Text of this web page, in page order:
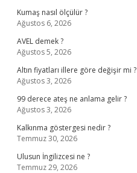
Kumaş nasıl ölçülür ?
Ağustos 6, 2026
AVEL demek ?
Ağustos 5, 2026
Altın fiyatları illere göre değişir mi ?
Ağustos 3, 2026
99 derece ateş ne anlama gelir ?
Ağustos 3, 2026
Kalkınma göstergesi nedir ?
Temmuz 30, 2026
Ulusun İngilizcesi ne ?
Temmuz 29, 2026